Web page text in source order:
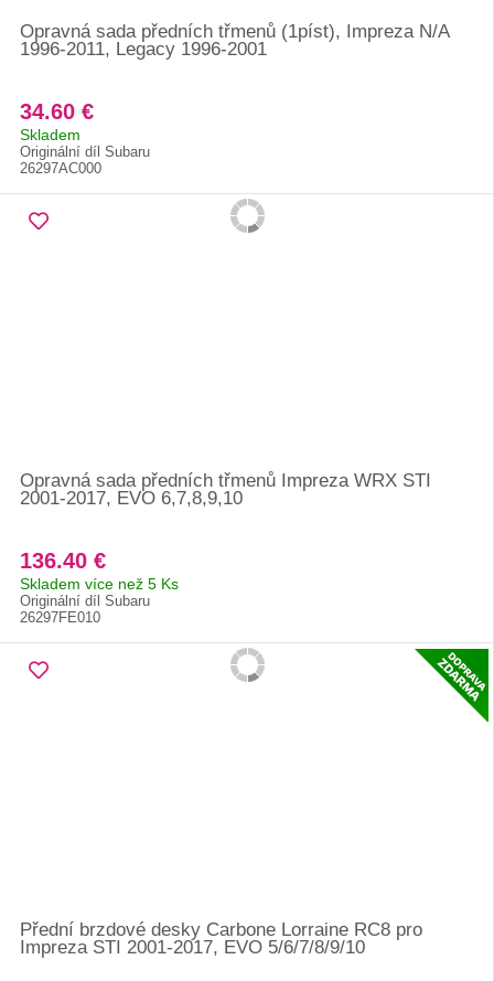
Opravná sada předních třmenů (1píst), Impreza N/A
1996-2011, Legacy 1996-2001
34.60 €
Skladem
Originální díl Subaru
26297AC000
Opravná sada předních třmenů Impreza WRX STI
2001-2017, EVO 6,7,8,9,10
136.40 €
Skladem více než 5 Ks
Originální díl Subaru
26297FE010
Přední brzdové desky Carbone Lorraine RC8 pro
Impreza STI 2001-2017, EVO 5/6/7/8/9/10